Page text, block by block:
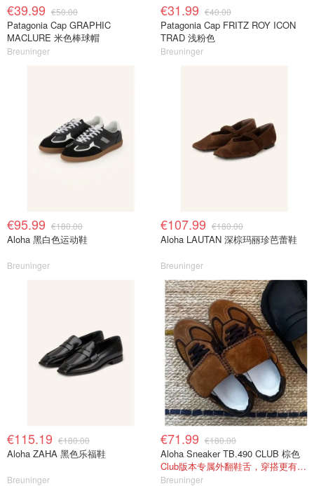
€39.99 €50.00
Patagonia Cap GRAPHIC
MACLURE 米色棒球帽
Breuninger
€31.99 €40.00
Patagonia Cap FRITZ ROY ICON
TRAD 浅粉色
Breuninger
€95.99 €180.00
Aloha 黑白色运动鞋
Breuninger
€107.99 €180.00
Aloha LAUTAN 深棕玛丽珍芭蕾鞋
Breuninger
€115.19 €180.00
Aloha ZAHA 黑色乐福鞋
Breuninger
€71.99 €180.00
Aloha Sneaker TB.490 CLUB 棕色
Club版本专属外翻鞋舌，穿搭更有层次感
Breuninger